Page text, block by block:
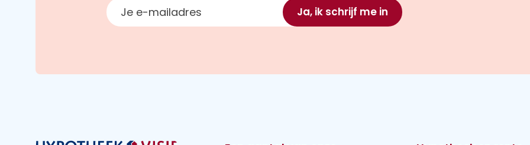
E-mailadres
Ja, ik schrijf me in